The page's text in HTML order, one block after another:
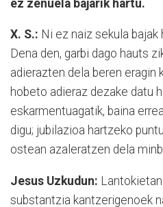
ez zenuela bajarik hartu.
X. S.: Ni ez naiz sekula bajak
Dena den, garbi dago hauts
adierazten dela beren eragin
hobeto adieraz dezake datu
eskarmentuagatik, baina
digu; jubilazioa hartzeko
ostean azaleratzen dela
Jesus Uzkudun:
substantzia kantzerigenoek